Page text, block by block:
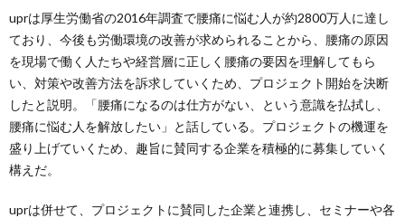
uprは厚生労働省の2016年調査で腰痛に悩む人が約2800万人に達し
ており、今後も労働環境の改善が求められることから、腰痛の原因
を現場で働く人たちや経営層に正しく腰痛の要因を理解してもら
い、対策や改善方法を訴求していくため、プロジェクト開始を決断
したと説明。「腰痛になるのは仕方がない、という意識を払拭し、
腰痛に悩む人を解放したい」と話している。プロジェクトの機運を
盛り上げていくため、趣旨に賛同する企業を積極的に募集していく
構えだ。
uprは併せて、プロジェクトに賛同した企業と連携し、セミナーや各